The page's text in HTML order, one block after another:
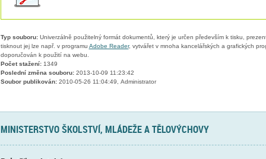
Typ souboru:Univerzálně použitelný formát dokumentů, který je určen především k tisku,
tisknout jej lze např. v programu Adobe Reader, vytvářet v mnoha kancelářských a grafických
doporučován k použití na webu.
Počet stažení:1349
Poslední změna souboru:2013-10-09 11:23:42
Soubor publikován:2010-05-26 11:04:49, Administrator
MINISTERSTVO ŠKOLSTVÍ, MLÁDEŽE A TĚLOVÝCHOVY